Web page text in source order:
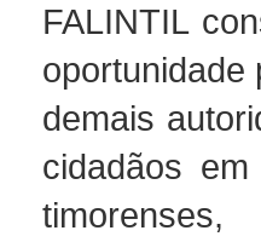
FALINTIL
oportunidade
demais
cidadãos